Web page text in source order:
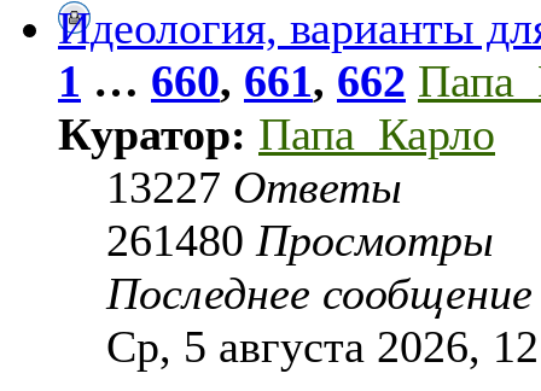
Идеология, варианты
1 … 660, 661, 662
Куратор: Папа_Карло
13227 Ответы
261480 Просмотры
Последнее
Ср, 5 августа 2026,